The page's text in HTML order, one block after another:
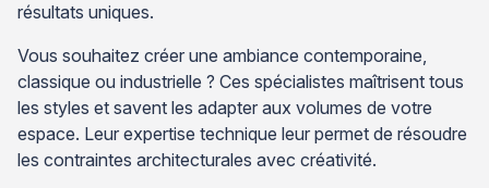
résultats uniques.
Vous souhaitez créer une ambiance contemporaine,
classique ou industrielle ? Ces spécialistes maîtrisent tous
les styles et savent les adapter aux volumes de votre
espace. Leur expertise technique leur permet de résoudre
les contraintes architecturales avec créativité.